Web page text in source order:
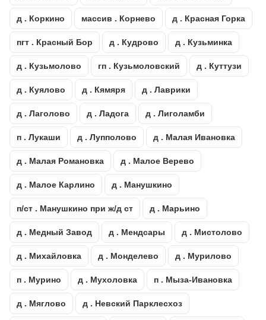
д . Коркино массив . Корнево д . Красная Горка
пгт . Красный Бор д . Кудрово д . Кузьминка
д . Кузьмолово гп . Кузьмоловский д . Куттузи
д . Куялово д . Кямяря д . Лаврики
д . Лаголово д . Ладога д . Лиголамби
п . Лукаши д . Лупполово д . Малая Ивановка
д . Малая Романовка д . Малое Верево
д . Малое Карлино д . Манушкино
п/ст . Манушкино при ж/д ст д . Марьино
д . Медный Завод д . Мендсары д . Мистолово
д . Михайловка д . Монделево д . Мурилово
п . Мурино д . Мухоловка п . Мыза-Ивановка
д . Мяглово д . Невский Парклесхоз